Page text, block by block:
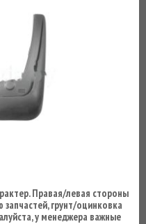
Правая/левая стороны
грунт/оцинковка
у менеджера важные